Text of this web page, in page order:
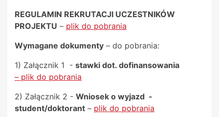
REGULAMIN REKRUTACJI UCZESTNIKÓW
PROJEKTU – plik do pobrania
Wymagane dokumenty – do pobrania:
1) Załącznik 1 - stawki dot. dofinansowania
– plik do pobrania
2) Załącznik 2 - Wniosek o wyjazd -
student/doktorant – plik do pobrania